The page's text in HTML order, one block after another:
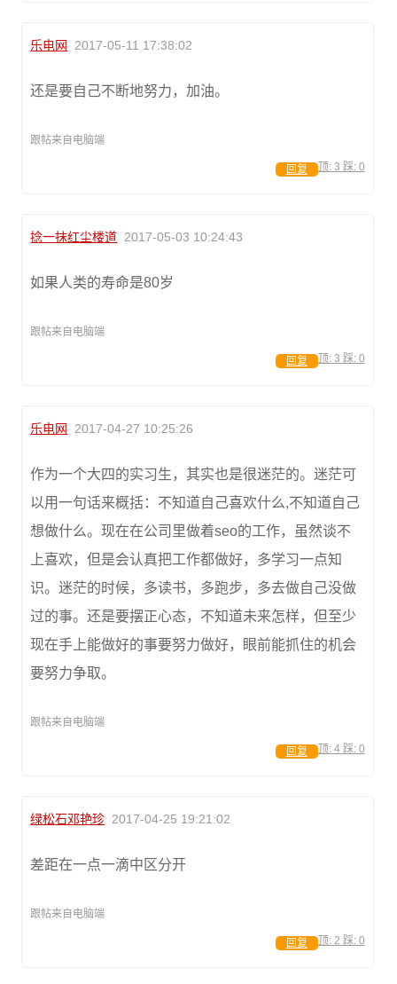
乐电网 2017-05-11 17:38:02
还是要自己不断地努力，加油。
跟帖来自电脑端
顶: 3 踩: 0
回复
捻一抹红尘楼道 2017-05-03 10:24:43
如果人类的寿命是80岁
跟帖来自电脑端
顶: 3 踩: 0
回复
乐电网 2017-04-27 10:25:26
作为一个大四的实习生，其实也是很迷茫的。迷茫可
以用一句话来概括：不知道自己喜欢什么,不知道自己
想做什么。现在在公司里做着seo的工作，虽然谈不
上喜欢，但是会认真把工作都做好，多学习一点知
识。迷茫的时候，多读书，多跑步，多去做自己没做
过的事。还是要摆正心态，不知道未来怎样，但至少
现在手上能做好的事要努力做好，眼前能抓住的机会
要努力争取。
跟帖来自电脑端
顶: 4 踩: 0
回复
绿松石邓艳珍 2017-04-25 19:21:02
差距在一点一滴中区分开
跟帖来自电脑端
顶: 2 踩: 0
回复